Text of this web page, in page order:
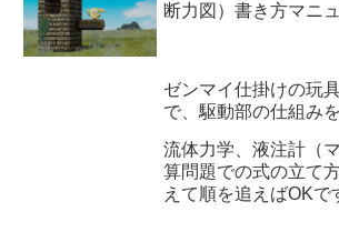
断力図）書き方マニ
ゼンマイ仕掛けの玩
で、駆動部の仕組み
流体力学、液注計（
算問題での式の立て
えて順を追えばOKで